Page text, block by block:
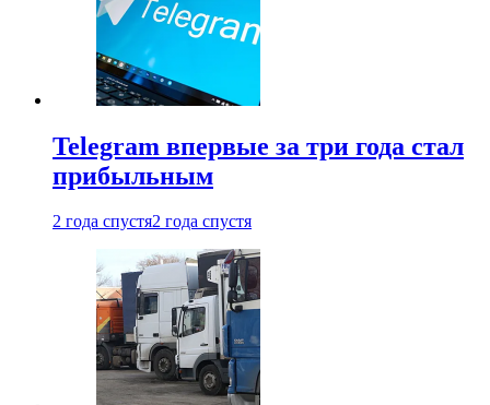
Telegram впервые за три года стал
прибыльным
2 года спустя2 года спустя